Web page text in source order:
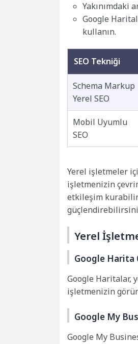
Yakınımdaki
Google
kullanın.
SEO Tekniği
Schema Markup
Yerel SEO
Mobil Uyumlu
SEO
Yerel işletmeler
işletmenizin
etkileşim
Yerel
Google Harita
Google Haritalar,
işletmenizin
Google My
Google My